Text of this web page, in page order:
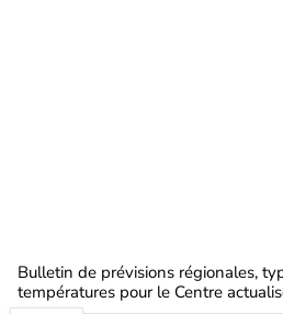
Bulletin de prévisions régionales,
températures pour le Centre